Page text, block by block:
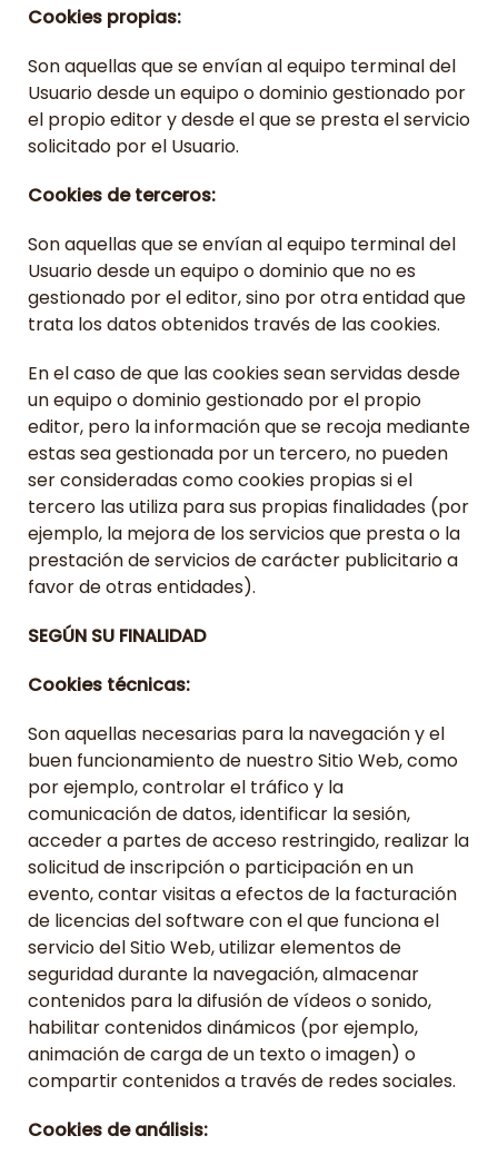
Cookies propias:
Son aquellas que se envían al equipo terminal del
Usuario desde un equipo o dominio gestionado por
el propio editor y desde el que se presta el servicio
solicitado por el Usuario.
Cookies de terceros:
Son aquellas que se envían al equipo terminal del
Usuario desde un equipo o dominio que no es
gestionado por el editor, sino por otra entidad que
trata los datos obtenidos través de las cookies.
En el caso de que las cookies sean servidas desde
un equipo o dominio gestionado por el propio
editor, pero la información que se recoja mediante
estas sea gestionada por un tercero, no pueden
ser consideradas como cookies propias si el
tercero las utiliza para sus propias finalidades (por
ejemplo, la mejora de los servicios que presta o la
prestación de servicios de carácter publicitario a
favor de otras entidades).
SEGÚN SU FINALIDAD
Cookies técnicas:
Son aquellas necesarias para la navegación y el
buen funcionamiento de nuestro Sitio Web, como
por ejemplo, controlar el tráfico y la
comunicación de datos, identificar la sesión,
acceder a partes de acceso restringido, realizar la
solicitud de inscripción o participación en un
evento, contar visitas a efectos de la facturación
de licencias del software con el que funciona el
servicio del Sitio Web, utilizar elementos de
seguridad durante la navegación, almacenar
contenidos para la difusión de vídeos o sonido,
habilitar contenidos dinámicos (por ejemplo,
animación de carga de un texto o imagen) o
compartir contenidos a través de redes sociales.
Cookies de análisis: